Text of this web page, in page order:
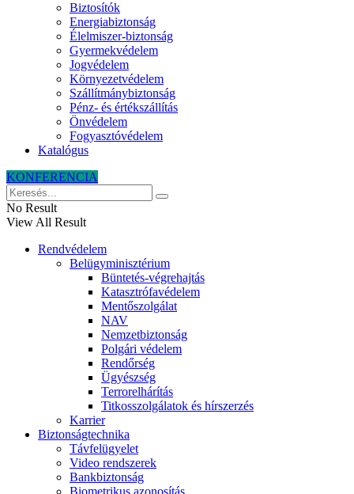
Biztosítók
Energiabiztonság
Élelmiszer-biztonság
Gyermekvédelem
Jogvédelem
Környezetvédelem
Szállítmánybiztonság
Pénz- és értékszállítás
Önvédelem
Fogyasztóvédelem
Katalógus
KONFERENCIA
No Result
View All Result
Rendvédelem
Belügyminisztérium
Büntetés-végrehajtás
Katasztrófavédelem
Mentőszolgálat
NAV
Nemzetbiztonság
Polgári védelem
Rendőrség
Ügyészség
Terrorelhárítás
Titkosszolgálatok és hírszerzés
Karrier
Biztonságtechnika
Távfelügyelet
Video rendszerek
Bankbiztonság
Biometrikus azonosítás